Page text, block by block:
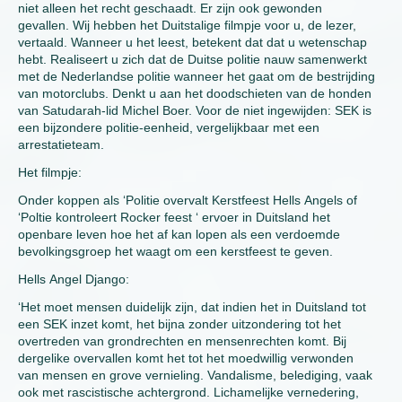
niet alleen het recht geschaadt. Er zijn ook gewonden
gevallen. Wij hebben het Duitstalige filmpje voor u, de lezer,
vertaald. Wanneer u het leest, betekent dat dat u wetenschap
hebt. Realiseert u zich dat de Duitse politie nauw samenwerkt
met de Nederlandse politie wanneer het gaat om de bestrijding
van motorclubs. Denkt u aan het doodschieten van de honden
van Satudarah-lid Michel Boer. Voor de niet ingewijden: SEK is
een bijzondere politie-eenheid, vergelijkbaar met een
arrestatieteam.
Het filmpje:
Onder koppen als ‘Politie overvalt Kerstfeest Hells Angels of
‘Poltie kontroleert Rocker feest ‘ ervoer in Duitsland het
openbare leven hoe het af kan lopen als een verdoemde
bevolkingsgroep het waagt om een kerstfeest te geven.
Hells Angel Django:
‘Het moet mensen duidelijk zijn, dat indien het in Duitsland tot
een SEK inzet komt, het bijna zonder uitzondering tot het
overtreden van grondrechten en mensenrechten komt. Bij
dergelike overvallen komt het tot het moedwillig verwonden
van mensen en grove vernieling. Vandalisme, belediging, vaak
ook met rascistische achtergrond. Lichamelijke vernedering,